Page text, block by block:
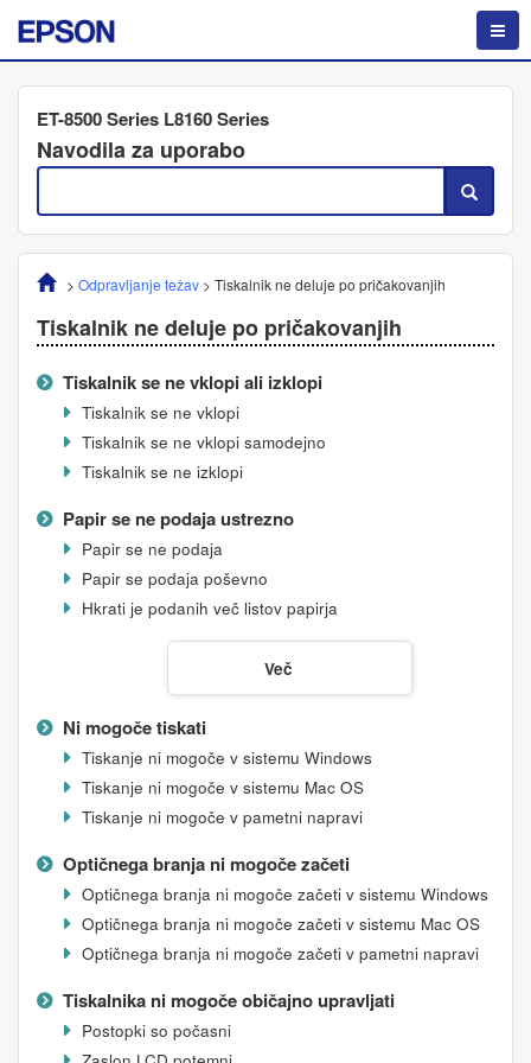
ET-8500 Series L8160 Series
Navodila za uporabo
> Odpravljanje težav> Tiskalnik ne deluje po pričakovanjih
Tiskalnik ne deluje po pričakovanjih
Tiskalnik se ne vklopi ali izklopi
Tiskalnik se ne vklopi
Tiskalnik se ne vklopi samodejno
Tiskalnik se ne izklopi
Papir se ne podaja ustrezno
Papir se ne podaja
Papir se podaja poševno
Hkrati je podanih več listov papirja
Več
Ni mogoče tiskati
Tiskanje ni mogoče v sistemu Windows
Tiskanje ni mogoče v sistemu Mac OS
Tiskanje ni mogoče v pametni napravi
Optičnega branja ni mogoče začeti
Optičnega branja ni mogoče začeti v sistemu Windows
Optičnega branja ni mogoče začeti v sistemu Mac OS
Optičnega branja ni mogoče začeti v pametni napravi
Tiskalnika ni mogoče običajno upravljati
Postopki so počasni